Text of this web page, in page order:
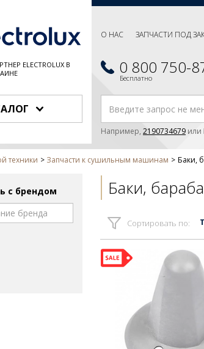
ELECTROLUX В
О НАС ЗАПЧАСТИ ПОД
0 800 750-
Бесплатно
Например, 2190734679 или
техники Запчасти к сушильным машинам Баки,
с брендом Баки,
Сортировать по: